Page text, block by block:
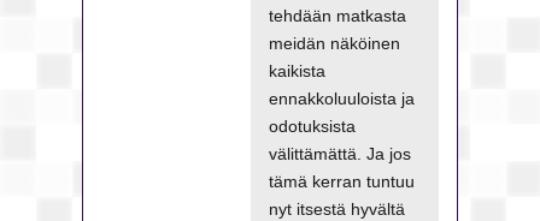
tehdään matkasta
meidän näköinen
kaikista
ennakkoluuloista ja
odotuksista
välittämättä. Ja jos
tämä kerran tuntuu
nyt itsestä hyvältä